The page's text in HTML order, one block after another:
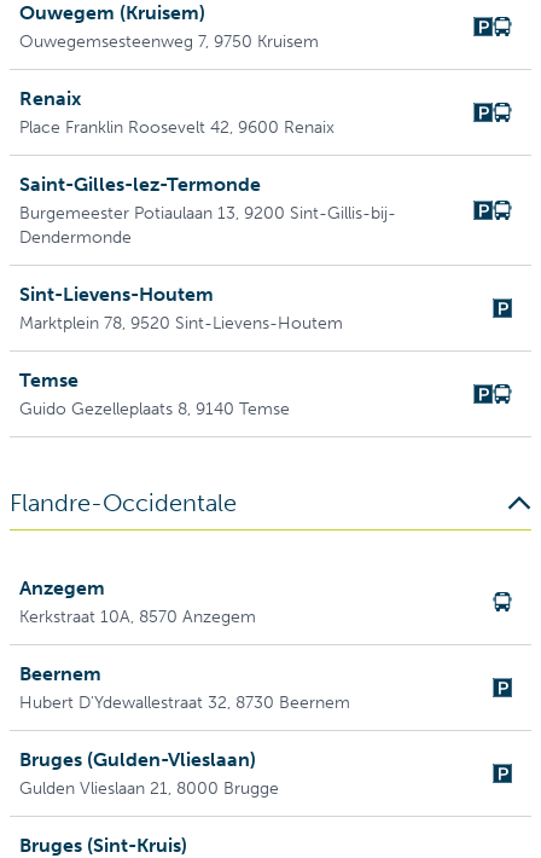
Ouwegem (Kruisem)
Ouwegemsesteenweg 7, 9750 Kruisem
Renaix
Place Franklin Roosevelt 42, 9600 Renaix
Saint-Gilles-lez-Termonde
Burgemeester Potiaulaan 13, 9200 Sint-Gillis-bij-
Dendermonde
Sint-Lievens-Houtem
Marktplein 78, 9520 Sint-Lievens-Houtem
Temse
Guido Gezelleplaats 8, 9140 Temse
Flandre-Occidentale
Anzegem
Kerkstraat 10A, 8570 Anzegem
Beernem
Hubert D'Ydewallestraat 32, 8730 Beernem
Bruges (Gulden-Vlieslaan)
Gulden Vlieslaan 21, 8000 Brugge
Bruges (Sint-Kruis)